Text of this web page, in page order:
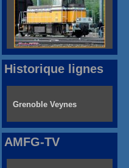
Historique lignes
Grenoble Veynes
AMFG-TV